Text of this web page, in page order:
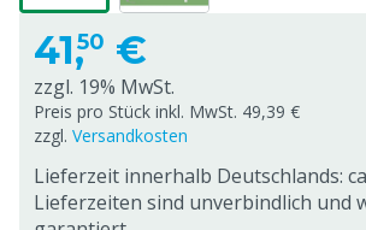
41,50 €
zzgl. 19% MwSt.
Preis pro Stück inkl. MwSt. 49,39 €
zzgl. Versandkosten
Lieferzeit innerhalb Deutschlands:
Lieferzeiten sind unverbindlich und